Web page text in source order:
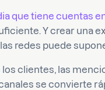
que tiene cuentas
Y crear una
redes puede
clientes, las
se convierte